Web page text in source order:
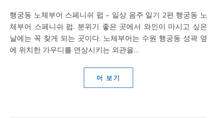
행궁동 노체부어 스페니쉬 펍 – 일상 음주 일기 2편 행궁동 노
체부어 스페니쉬 펍. 분위기 좋은 곳에서 와인이 마시고 싶은
날에는 꼭 찾게 되는 곳이다. 노체부어는 수원 행궁동 성곽 옆
에 위치한 가우디를 연상시키는 외관을…
더 보기